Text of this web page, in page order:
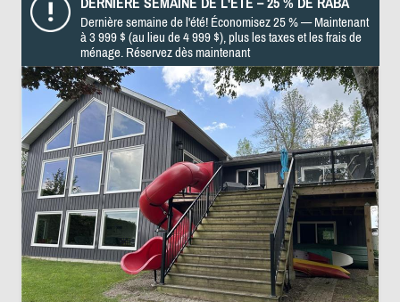
Dernière semaine de l'été! Économisez 25 % — Maintenant
à 3 999 $ (au lieu de 4 999 $), plus les taxes et les frais de
ménage. Réservez dès maintenant